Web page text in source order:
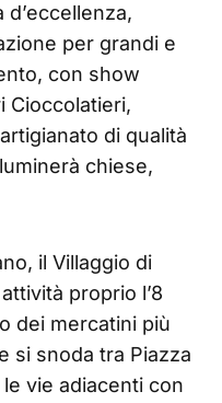
per grandi e
con show
Cioccolatieri,
di qualità
chiese,
il Villaggio di
proprio l’8
dei mercatini più
si snoda tra Piazza
vie adiacenti con